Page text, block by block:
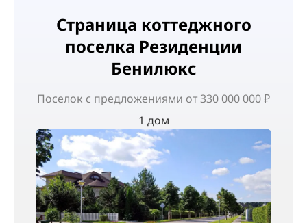
Страница коттеджного
поселка Резиденции
Бенилюкс
Поселок с предложениями от 330 000 000 ₽
1 дом